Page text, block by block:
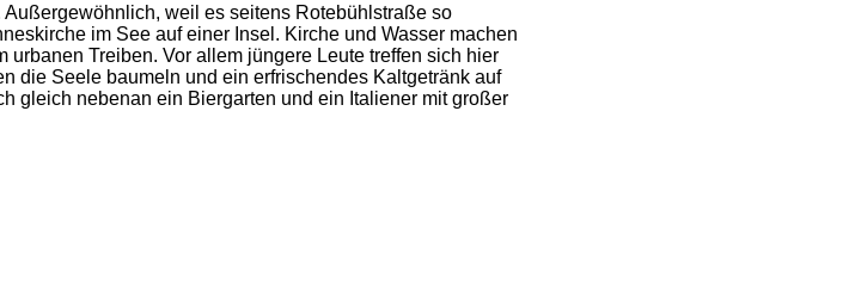
weil es seitens Rotebühlstraße so
im See auf einer Insel. Kirche und Wasser machen
Treiben. Vor allem jüngere Leute treffen sich hier
die Seele baumeln und ein erfrischendes Kaltgetränk auf
gleich nebenan ein Biergarten und ein Italiener mit großer